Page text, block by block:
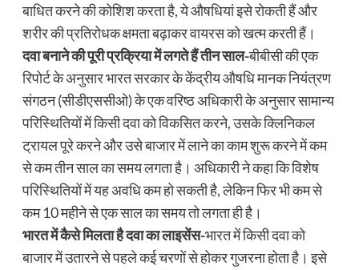
बाधित करने की कोशिश करता है, ये औषधियां इसे रोकती हैं और
शरीर की प्रतिरोधक क्षमता बढ़ाकर वायरस को खत्म करती हैं।
दवा बनाने की पूरी प्रक्रिया में लगते हैं तीन साल-बीबीसी की एक
रिपोर्ट के अनुसार भारत सरकार के केंद्रीय औषधि मानक नियंत्रण
संगठन (सीडीएससीओ) के एक वरिष्ठ अधिकारी के अनुसार सामान्य
परिस्थितियों में किसी दवा को विकसित करने, उसके क्लिनिकल
ट्रायल पूरे करने और उसे बाजार में लाने का काम शुरू करने में कम
से कम तीन साल का समय लगता है। अधिकारी ने कहा कि विशेष
परिस्थितियों में यह अवधि कम हो सकती है, लेकिन फिर भी कम से
कम 10 महीने से एक साल का समय तो लगता ही है।
भारत में कैसे मिलता है दवा का लाइसेंस-भारत में किसी दवा को
बाजार में उतारने से पहले कई चरणों से होकर गुजरना होता है। इसे